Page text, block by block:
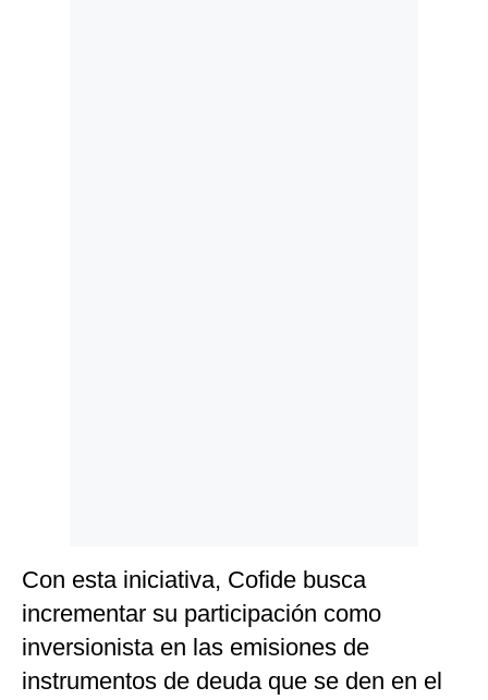
Con esta iniciativa, Cofide busca
incrementar su participación como
inversionista en las emisiones de
instrumentos de deuda que se den en el